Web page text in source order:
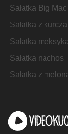
Sałatka Big Mac
Sałatka z
Sałatka
Sałatka nachos
Sałatka z